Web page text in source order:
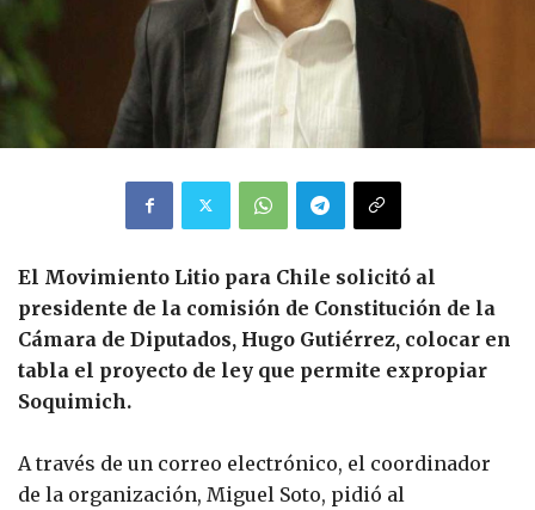
El Movimiento Litio para Chile solicitó al
presidente de la comisión de Constitución de la
Cámara de Diputados, Hugo Gutiérrez, colocar en
tabla el proyecto de ley que permite expropiar
Soquimich.
A través de un correo electrónico, el coordinador
de la organización, Miguel Soto, pidió al